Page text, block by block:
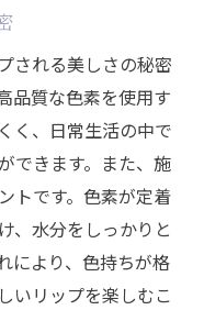
される美しさの秘密
品質な色素を使用す
く、日常生活の中で
できます。また、施
トです。色素が定着
、水分をしっかりと
により、色持ちが格
いリップを楽しむこ